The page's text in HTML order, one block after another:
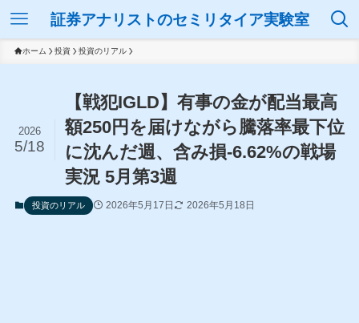
証券アナリストのセミリタイア実験室
ホーム 投資 投資のリアル
【戦犯IGLD】有事の金が配当最高
額250円を届けながら騰落率最下位
に沈んだ週、含み損-6.62%の戦場
実況 5月第3週
2026
5/18
投資のリアル 2026年5月17日 2026年5月18日